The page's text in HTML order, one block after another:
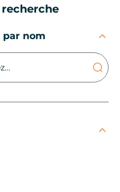
par nom